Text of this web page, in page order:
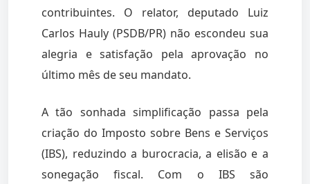
contribuintes. O relator, deputado Luiz
Carlos Hauly (PSDB/PR) não escondeu sua
alegria e satisfação pela aprovação no
último mês de seu mandato.
A tão sonhada simplificação passa pela
criação do Imposto sobre Bens e Serviços
(IBS), reduzindo a burocracia, a elisão e a
sonegação fiscal. Com o IBS são